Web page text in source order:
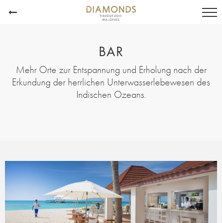
BAR
Mehr Orte zur Entspannung und Erholung nach der
Erkundung der herrlichen Unterwasserlebewesen des
Indischen Ozeans.